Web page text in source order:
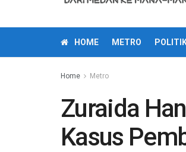
HOME METRO
Home Metro
Zuraida
Kasus